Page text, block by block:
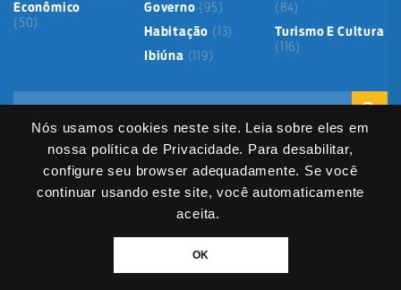
Nós usamos cookies neste site. Leia sobre eles em
nossa política de Privacidade. Para desabilitar,
configure seu browser adequadamente. Se você
continuar usando este site, você automaticamente
aceita.
OK
Econômico
(50)
Governo (95)
Habitação (13)
Ibiúna (119)
(84)
Turismo E Cultura
(116)
Mapa do Site Política de Privacidade
Termos de Uso
Serviços Digitais